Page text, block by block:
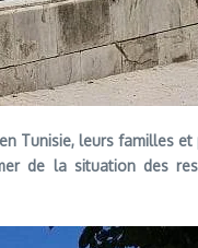
Tunisie, leurs familles
de la situation des